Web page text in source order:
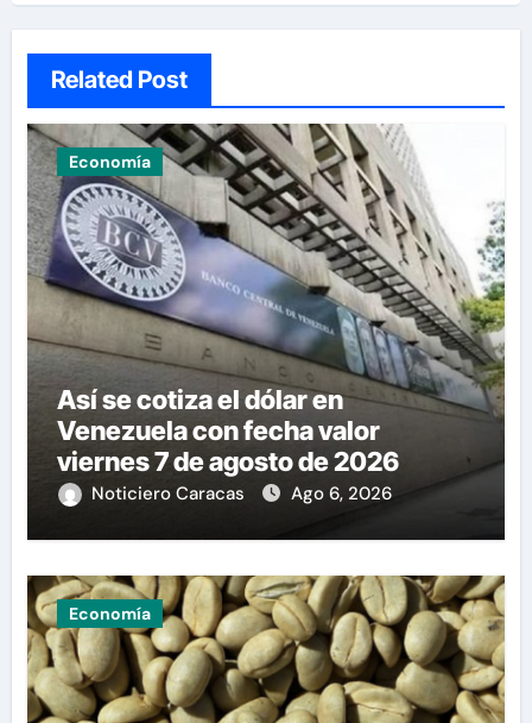
Related Post
Economía
Así se cotiza el dólar en
Venezuela con fecha valor
viernes 7 de agosto de 2026
Noticiero Caracas Ago 6, 2026
Economía